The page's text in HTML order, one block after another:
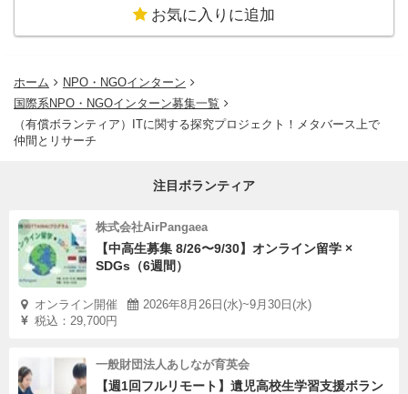
お気に入りに追加
ホーム
NPO・NGOインターン
国際系NPO・NGOインターン募集一覧
（有償ボランティア）ITに関する探究プロジェクト！メタバース上で
仲間とリサーチ
注目ボランティア
株式会社AirPangaea
【中高生募集 8/26〜9/30】オンライン留学 ×
SDGs（6週間）
オンライン開催
2026年8月26日(水)~9月30日(水)
税込：29,700円
一般財団法人あしなが育英会
【週1回フルリモート】遺児高校生学習支援ボラン